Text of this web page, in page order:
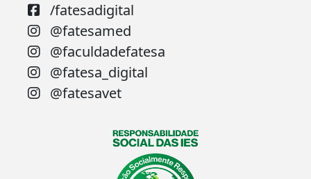
/fatesadigital
@fatesamed
@faculdadefatesa
@fatesa_digital
@fatesavet